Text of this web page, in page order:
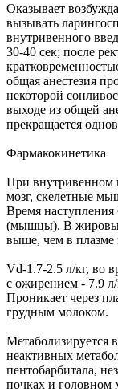
Оказывает
вызывать
внутривенного
30-40 сек; после
общая анестезия
некоторой
выходе из общей
прекращается
Фармакокинетика
При внутривенном
мозг, скелетные
Время наступления
(мышцы). В жировых
выше, чем в плазме
Vd-1.7-2.5 л/кг, во
с ожирением - 7.9
Проникает через
грудным молоком.
Метаболизируется
неактивных
пентобарбитала,
почках и головном